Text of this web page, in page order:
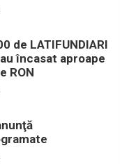
de LATIFUNDIARI
încasat aproape
RON